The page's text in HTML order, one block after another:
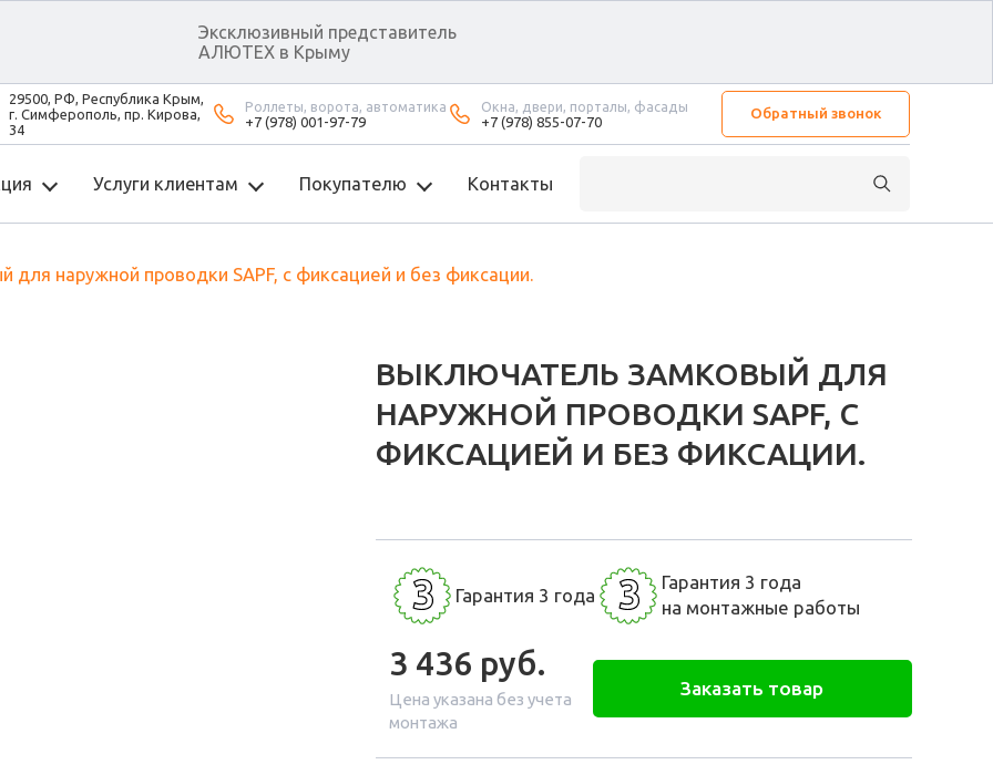
Эксклюзивный представитель
АЛЮТЕХ в Крыму
29500, РФ, Республика Крым,
г. Симферополь, пр. Кирова,
34
Роллеты, ворота, автоматика
+7 (978) 001-97-79
Окна, двери, порталы, фасады
+7 (978) 855-07-70
Обратный звонок
Услуги клиентам Покупателю Контакты
для наружной проводки SAPF, с фиксацией и без фиксации.
ВЫКЛЮЧАТЕЛЬ ЗАМКОВЫЙ ДЛЯ
НАРУЖНОЙ ПРОВОДКИ SAPF, С
ФИКСАЦИЕЙ И БЕЗ ФИКСАЦИИ.
3 Гарантия 3 года 3
Гарантия 3 года
на монтажные работы
3 436 руб.
Цена указана без учета
монтажа
Заказать товар